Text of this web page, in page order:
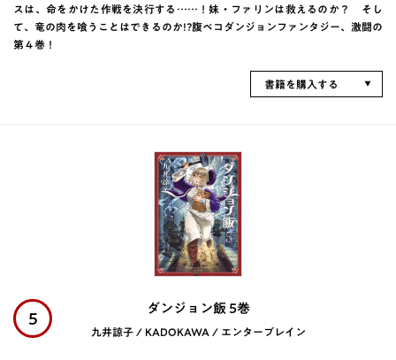
スは、命をかけた作戦を決行する……！妹・ファリンは救えるのか？ そし
て、竜の肉を喰うことはできるのか!?腹ペコダンジョンファンタジー、激闘の
第４巻！
書籍を購入する
5
ダンジョン飯 5巻
九井諒子 / KADOKAWA / エンターブレイン